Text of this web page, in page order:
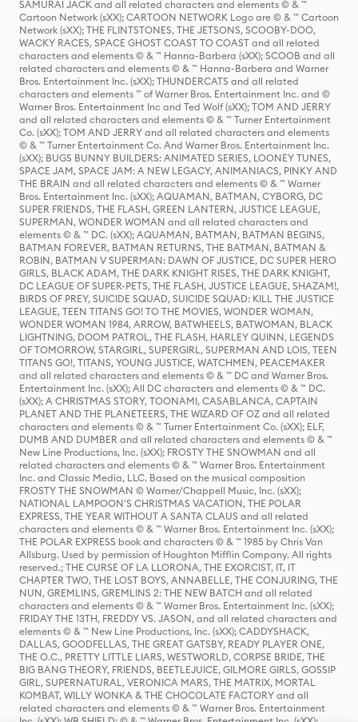
SAMURAI JACK and all related characters and elements © & ™
Cartoon Network (sXX); CARTOON NETWORK Logo are © & ™ Cartoon
Network (sXX); THE FLINTSTONES, THE JETSONS, SCOOBY-DOO,
WACKY RACES, SPACE GHOST COAST TO COAST and all related
characters and elements © & ™ Hanna-Barbera (sXX); SCOOB and all
related characters and elements © & ™ Hanna-Barbera and Warner
Bros. Entertainment Inc. (sXX); THUNDERCATS and all related
characters and elements ™ of Warner Bros. Entertainment Inc. and ©
Warner Bros. Entertainment Inc and Ted Wolf (sXX); TOM AND JERRY
and all related characters and elements © & ™ Turner Entertainment
Co. (sXX); TOM AND JERRY and all related characters and elements
© & ™ Turner Entertainment Co. And Warner Bros. Entertainment Inc.
(sXX); BUGS BUNNY BUILDERS: ANIMATED SERIES, LOONEY TUNES,
SPACE JAM, SPACE JAM: A NEW LEGACY, ANIMANIACS, PINKY AND
THE BRAIN and all related characters and elements © & ™ Warner
Bros. Entertainment Inc. (sXX); AQUAMAN, BATMAN, CYBORG, DC
SUPER FRIENDS, THE FLASH, GREEN LANTERN, JUSTICE LEAGUE,
SUPERMAN, WONDER WOMAN and all related characters and
elements © & ™ DC. (sXX); AQUAMAN, BATMAN, BATMAN BEGINS,
BATMAN FOREVER, BATMAN RETURNS, THE BATMAN, BATMAN &
ROBIN, BATMAN V SUPERMAN: DAWN OF JUSTICE, DC SUPER HERO
GIRLS, BLACK ADAM, THE DARK KNIGHT RISES, THE DARK KNIGHT,
DC LEAGUE OF SUPER-PETS, THE FLASH, JUSTICE LEAGUE, SHAZAM!,
BIRDS OF PREY, SUICIDE SQUAD, SUICIDE SQUAD: KILL THE JUSTICE
LEAGUE, TEEN TITANS GO! TO THE MOVIES, WONDER WOMAN,
WONDER WOMAN 1984, ARROW, BATWHEELS, BATWOMAN, BLACK
LIGHTNING, DOOM PATROL, THE FLASH, HARLEY QUINN, LEGENDS
OF TOMORROW, STARGIRL, SUPERGIRL, SUPERMAN AND LOIS, TEEN
TITANS GO!, TITANS, YOUNG JUSTICE, WATCHMEN, PEACEMAKER
and all related characters and elements © & ™ DC and Warner Bros.
Entertainment Inc. (sXX); All DC characters and elements © & ™ DC.
(sXX); A CHRISTMAS STORY, TOONAMI, CASABLANCA, CAPTAIN
PLANET AND THE PLANETEERS, THE WIZARD OF OZ and all related
characters and elements © & ™ Turner Entertainment Co. (sXX); ELF,
DUMB AND DUMBER and all related characters and elements © & ™
New Line Productions, Inc. (sXX); FROSTY THE SNOWMAN and all
related characters and elements © & ™ Warner Bros. Entertainment
Inc. and Classic Media, LLC. Based on the musical composition
FROSTY THE SNOWMAN © Warner/Chappell Music, Inc. (sXX);
NATIONAL LAMPOON'S CHRISTMAS VACATION, THE POLAR
EXPRESS, THE YEAR WITHOUT A SANTA CLAUS and all related
characters and elements © & ™ Warner Bros. Entertainment Inc. (sXX);
THE POLAR EXPRESS book and characters © & ™ 1985 by Chris Van
Allsburg. Used by permission of Houghton Mifflin Company. All rights
reserved.; THE CURSE OF LA LLORONA, THE EXORCIST, IT, IT
CHAPTER TWO, THE LOST BOYS, ANNABELLE, THE CONJURING, THE
NUN, GREMLINS, GREMLINS 2: THE NEW BATCH and all related
characters and elements © & ™ Warner Bros. Entertainment Inc. (sXX);
FRIDAY THE 13TH, FREDDY VS. JASON, and all related characters and
elements © & ™ New Line Productions, Inc. (sXX); CADDYSHACK,
DALLAS, GOODFELLAS, THE GREAT GATSBY, READY PLAYER ONE,
THE O.C., PRETTY LITTLE LIARS, WESTWORLD, CORPSE BRIDE, THE
BIG BANG THEORY, FRIENDS, BEETLEJUICE, GILMORE GIRLS, GOSSIP
GIRL, SUPERNATURAL, VERONICA MARS, THE MATRIX, MORTAL
KOMBAT, WILLY WONKA & THE CHOCOLATE FACTORY and all
related characters and elements © & ™ Warner Bros. Entertainment